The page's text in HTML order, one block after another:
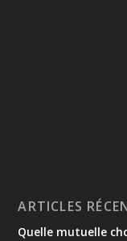
ARTICLES
Quelle mutuelle